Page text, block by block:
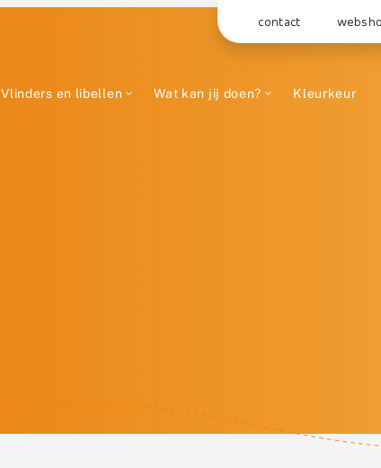
contact
Vlinders en libellen Wat kan jij doen? Kleurkeur